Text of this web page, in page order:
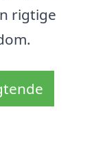
rigtige